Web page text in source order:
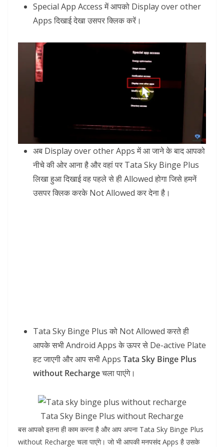
Special App Access में आपको Display over other
Apps दिखाई देखा उसपर क्लिक करें।
अब Display over other Apps में आ जाने के बाद आपको
नीचे की ओर आना है और वहां पर Tata Sky Binge Plus
लिखा हुआ दिखाई वह पहले से ही Allowed होगा जिसे हमनें
उसपर क्लिक करके Not Allowed कर देना है।
Tata Sky Binge Plus को Not Allowed करते ही
आपके सभी Android Apps के ऊपर से De-active Plate
हट जाएगी और आप सभी Apps Tata Sky Binge Plus
without Rechargeचला पाएंगे।
Tata Sky Binge Plus without Recharge
बस आपको इतना ही काम करना है और आप अपना Tata Sky Binge Plus
without Recharge चला पाएंगे। जो भी आपकी मनपसंद Apps है उसके